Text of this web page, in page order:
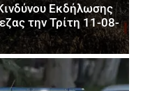
Εκδήλωσης
την Τρίτη 11-08-